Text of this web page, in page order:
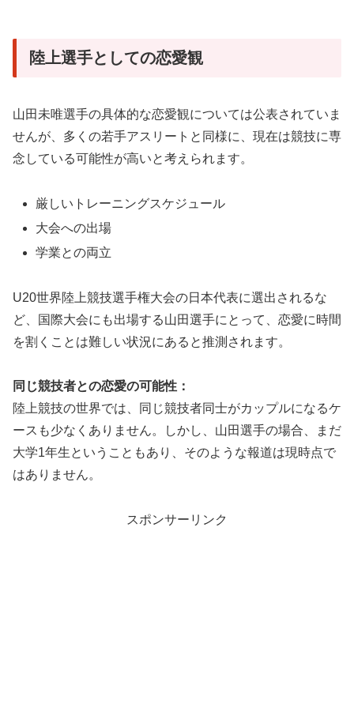
陸上選手としての恋愛観
山田未唯選手の具体的な恋愛観については公表されていま
せんが、多くの若手アスリートと同様に、現在は競技に専
念している可能性が高いと考えられます。
厳しいトレーニングスケジュール
大会への出場
学業との両立
U20世界陸上競技選手権大会の日本代表に選出されるな
ど、国際大会にも出場する山田選手にとって、恋愛に時間
を割くことは難しい状況にあると推測されます。
同じ競技者との恋愛の可能性：
陸上競技の世界では、同じ競技者同士がカップルになるケ
ースも少なくありません。しかし、山田選手の場合、まだ
大学1年生ということもあり、そのような報道は現時点で
はありません。
スポンサーリンク